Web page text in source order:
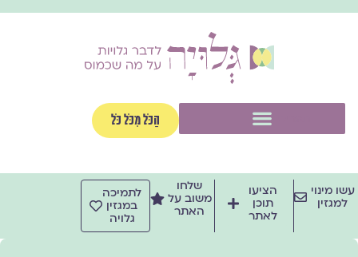
לתוכן
הַכֹּל מִכֹּל כֹּל
עשו מינוי
למגזין
הציעו
תוכן
לאתר
שלחו
משוב על
האתר
לתמיכה
במגזין
גלויה